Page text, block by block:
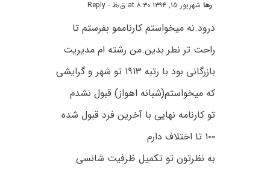
رهاشهریور ۱۵, ۱۳۹۴ at ۸:۳۰ ق٫ظ - Reply
درود.نه میخواستم کارناممو بفرستم تا
راحت تر نطر بدین.من رشته ام مدیریت
بازرگانی بود با رتبه ۱۹۱۳ تو شهر و گرایشی
که میخواستم(شبانه اهواز) قبول نشدم
تو کارنامه نهایی با آخرین فرد قبول شده
۱۰۰ تا اختلاف دارم
به نظرتون تو تکمیل ظرفیت شانسی